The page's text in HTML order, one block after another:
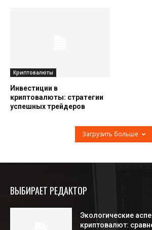
Криптовалюты
Инвестиции в
криптовалюты: стратегии
успешных трейдеров
Загрузить больше
ВЫБИРАЕТ РЕДАКТОР
Экологические
криптовалют: